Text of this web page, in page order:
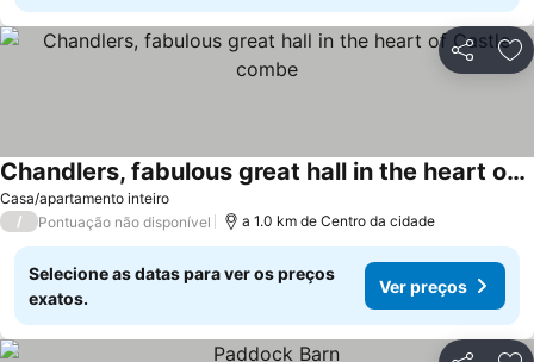
Partilhar
Casa/apartamento inteiro
Chandlers, fabulous great hall in the heart of Castle combe
/ Pontuação não disponível a 1.0 km de Centro da cidade
Selecione as datas para ver os preços
exatos.
Ver preços